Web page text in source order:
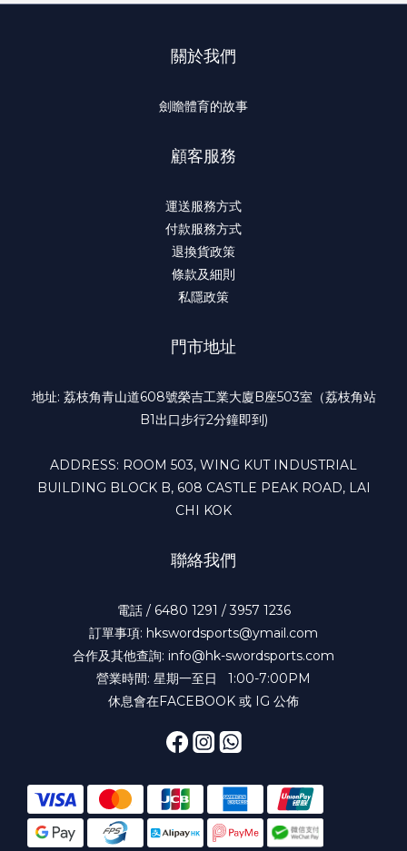
關於我們
劍瞻體育的故事
顧客服務
運送服務方式
付款服務方式
退換貨政策
條款及細則
私隱政策
門市地址
地址: 荔枝角青山道608號榮吉工業大廈B座503室（荔枝角站
B1出口步行2分鐘即到)
ADDRESS: ROOM 503, WING KUT INDUSTRIAL
BUILDING BLOCK B, 608 CASTLE PEAK ROAD, LAI
CHI KOK
聯絡我們
電話 / 6480 1291 / 3957 1236
訂單事項: hkswordsports@ymail.com
合作及其他查詢: info@hk-swordsports.com
營業時間: 星期一至日 1:00-7:00PM
休息會在FACEBOOK 或 IG 公佈